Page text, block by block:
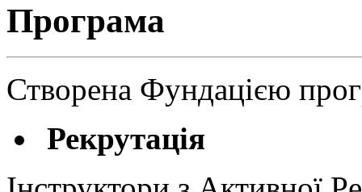
Програма
Створена Фундацією
Рекрутація